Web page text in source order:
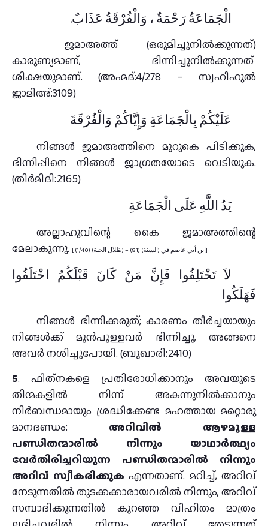
الْجَمَاعَةُ رَحْمَةٌ ، وَالْفُرْقَةُ عَذَابٌ.
ജമാഅത്ത് (ഒരുമിച്ചുനിൽക്കുന്നത്)
കാരുണ്യമാണ്, ഭിന്നിച്ചുനിൽക്കുന്നത്
ശിക്ഷയുമാണ്. (അഹ്മദ്:4/278 – സ്വഹീഹുൽ
ജാമിഅ്:3109)
عَلَيْكُمْ بِالْجَمَاعَةِ وَإِيَّاكُمْ وَالْفُرْقَةَ
നിങ്ങൾ ജമാഅത്തിനെ മുറുകെ പിടിക്കുക,
ഭിന്നിപ്പിനെ നിങ്ങൾ ജാഗ്രതയോടെ വെടിയുക.
(തിര്‍മിദി:2165)
يَدُ اللَّهِ عَلَى الْجَمَاعَةِ
അല്ലാഹുവിന്റെ കൈ ജമാഅത്തിന്റെ
മേലാകുന്നു.
[ ابن أبي عاصم في (السنة) (81) – (ظلال الجنة) (1/40)]
لاَ تَخْتَلِفُوا فَإِنَّ مَنْ كَانَ قَبْلَكُمُ اخْتَلَفُوا
فَهَلَكُوا
നിങ്ങൾ ഭിന്നിക്കരുത്; കാരണം തീർച്ചയായും
നിങ്ങൾക്ക് മുൻപുള്ളവർ ഭിന്നിച്ചു, അങ്ങനെ
അവർ നശിച്ചുപോയി. (ബുഖാരി:2410)
5. ഫിത്‌നകളെ പ്രതിരോധിക്കാനും അവയുടെ
തിന്മകളിൽ നിന്ന് അകന്നുനിൽക്കാനും
നിർബന്ധമായും ശ്രദ്ധിക്കേണ്ട മഹത്തായ മറ്റൊരു
മാനദണ്ഡം: അറിവിൽ ആഴമുള്ള
പണ്ഡിതന്മാരിൽ നിന്നും യാഥാർത്ഥ്യം
വേർതിരിച്ചറിയുന്ന പണ്ഡിതന്മാരിൽ നിന്നും
അറിവ് സ്വീകരിക്കുക എന്നതാണ്. മറിച്ച്, അറിവ്
നേടുന്നതിൽ തുടക്കക്കാരായവരിൽ നിന്നും, അറിവ്
സമ്പാദിക്കുന്നതിൽ കുറഞ്ഞ വിഹിതം മാത്രം